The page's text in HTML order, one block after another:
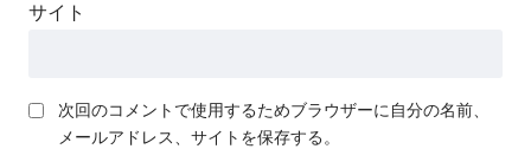
サイト
次回のコメントで使用するためブラウザーに自分の名前、
メールアドレス、サイトを保存する。